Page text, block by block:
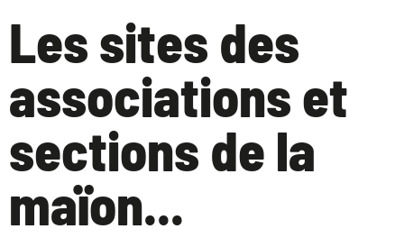
Les sites des
associations et
sections de la
maïon...